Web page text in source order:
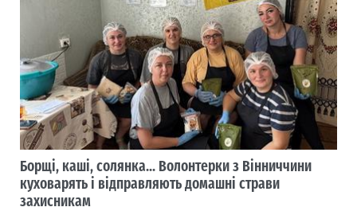
Борщі, каші, солянка... Волонтерки з Вінниччини
куховарять і відправляють домашні страви
захисникам